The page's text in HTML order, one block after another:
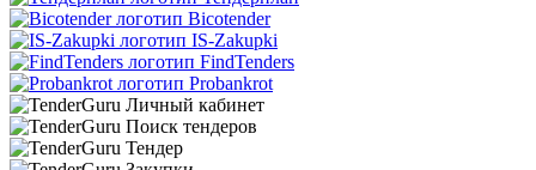
Bicotender
IS-Zakupki
FindTenders
Probankrot